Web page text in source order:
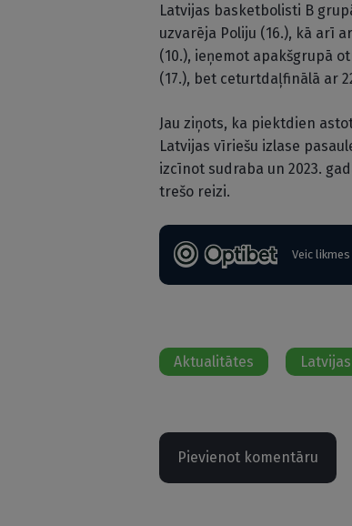
Latvijas basketbolisti B
uzvarēja Poliju (16.), kā arī
(10.), ieņemot apakšgrupā
(17.), bet ceturtdaļfinālā ar
Jau ziņots, ka piektdien
Latvijas vīriešu izlase
izcīnot sudraba un 2023.
trešo reizi.
Veic
Aktualitātes
Pievienot komentāru